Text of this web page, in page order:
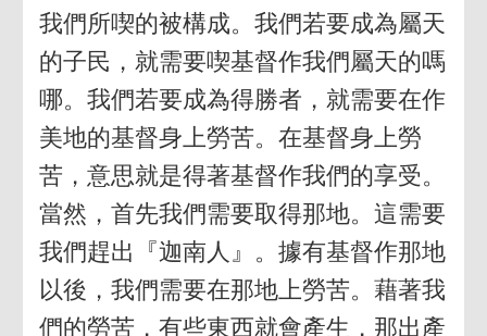
我們所喫的被構成。我們若要成為屬天
的子民，就需要喫基督作我們屬天的嗎
哪。我們若要成為得勝者，就需要在作
美地的基督身上勞苦。在基督身上勞
苦，意思就是得著基督作我們的享受。
當然，首先我們需要取得那地。這需要
我們趕出『迦南人』。據有基督作那地
以後，我們需要在那地上勞苦。藉著我
們的勞苦，有些東西就會產生，那出產